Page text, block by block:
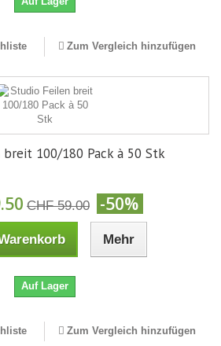
Zum Vergleich hinzufügen
100/180 Pack à 50 Stk
CHF 59.00 -50%
Mehr
Auf Lager
Zum Vergleich hinzufügen